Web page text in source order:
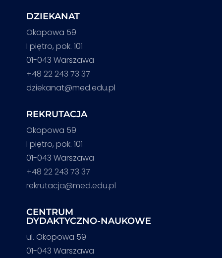
DZIEKANAT
Okopowa 59
I piętro, pok. 101
01-043 Warszawa
+48 22 243 73 37
dziekanat@med.edu.pl
REKRUTACJA
Okopowa 59
I piętro, pok. 101
01-043 Warszawa
+48 22 243 73 37
rekrutacja@med.edu.pl
CENTRUM
DYDAKTYCZNO-NAUKOWE
ul. Okopowa 59
01-043 Warszawa